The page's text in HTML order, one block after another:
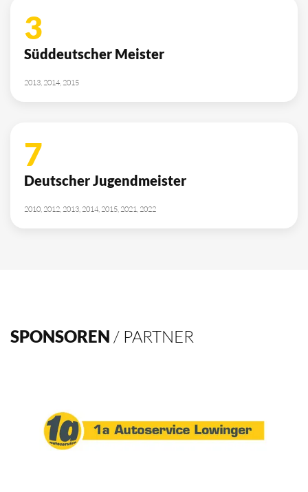
Deutscher Pokalsieger
1998, 2012, 2013, 2016